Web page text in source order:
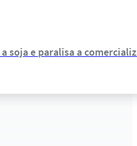
soja e paralisa a